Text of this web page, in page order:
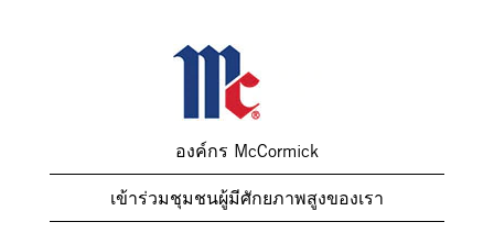
องค์กร McCormick
เข้าร่วมชุมชนผู้มีศักยภาพสูงของเรา